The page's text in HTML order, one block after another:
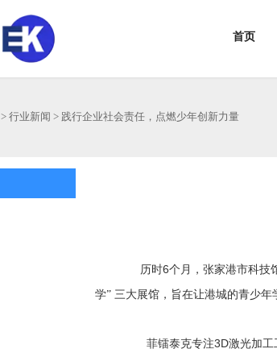
首页
>行业新闻 > 践行企业社会责任，点燃少年创新力量
历时6个月，张家港市科技
学” 三大展馆，旨在让港城的青少年
菲镭泰克专注3D激光加工